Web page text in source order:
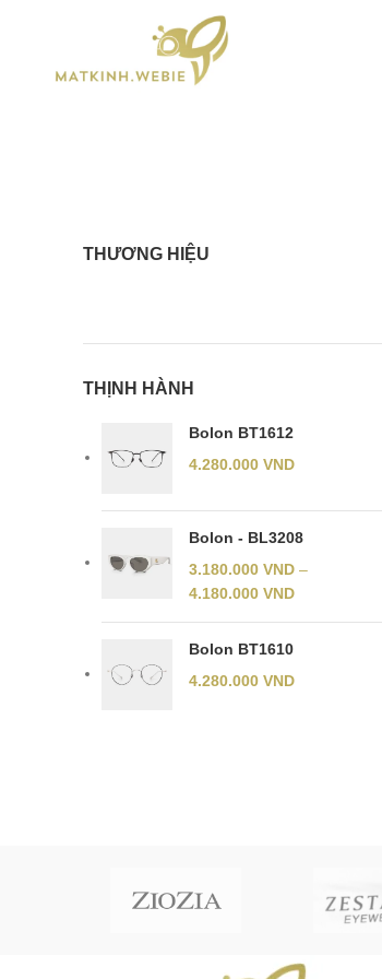
THƯƠNG HIỆU
THỊNH HÀNH
Bolon BT1612
4.280.000 VND
Bolon - BL3208
3.180.000 VND –
4.180.000 VND
Bolon BT1610
4.280.000 VND